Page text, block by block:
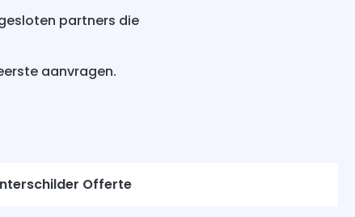
partners die
aanvragen.
Offerte